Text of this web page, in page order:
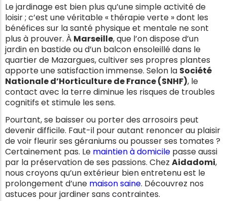
Le jardinage est bien plus qu’une simple activité de
loisir ; c’est une véritable « thérapie verte » dont les
bénéfices sur la santé physique et mentale ne sont
plus à prouver. À Marseille, que l’on dispose d’un
jardin en bastide ou d’un balcon ensoleillé dans le
quartier de Mazargues, cultiver ses propres plantes
apporte une satisfaction immense. Selon la Société
Nationale d’Horticulture de France (SNHF), le
contact avec la terre diminue les risques de troubles
cognitifs et stimule les sens.
Pourtant, se baisser ou porter des arrosoirs peut
devenir difficile. Faut-il pour autant renoncer au plaisir
de voir fleurir ses géraniums ou pousser ses tomates ?
Certainement pas. Le maintien à domicile passe aussi
par la préservation de ses passions. Chez Aidadomi,
nous croyons qu’un extérieur bien entretenu est le
prolongement d’une maison saine. Découvrez nos
astuces pour jardiner sans contraintes.